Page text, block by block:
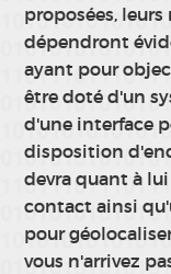
proposées,
dépendront
ayant pour
être doté d'un
d'une interface
disposition
devra quant à
contact ainsi
pour
vous n'arrivez